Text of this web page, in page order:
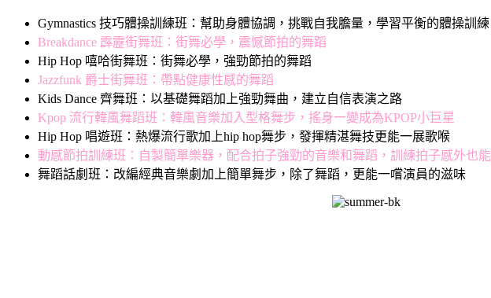
Gymnastics 技巧體操訓練班：幫助身體協調，挑戰自我膽量，學習平衡的體操訓練
Breakdance 霹靂街舞班：街舞必學，震憾節拍的舞蹈
Hip Hop 嘻哈街舞班：街舞必學，強勁節拍的舞蹈
Jazzfunk 爵士街舞班：帶點健康性感的舞蹈
Kids Dance 齊舞班：以基礎舞蹈加上強勁舞曲，建立自信表演之路
Kpop 流行韓風舞蹈班：韓風音樂加入型格舞步，搖身一變成為KPOP小巨星
Hip Hop 唱遊班：熱爆流行歌加上hip hop舞步，發揮精湛舞技更能一展歌喉
動感節拍訓練班：自製簡單樂器，配合拍子強勁的音樂和舞蹈，訓練拍子感外也
舞蹈話劇班：改編經典音樂劇加上簡單舞步，除了舞蹈，更能一嚐演員的滋味